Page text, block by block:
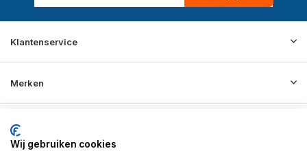
Klantenservice
Merken
Informatie
Wij gebruiken cookies